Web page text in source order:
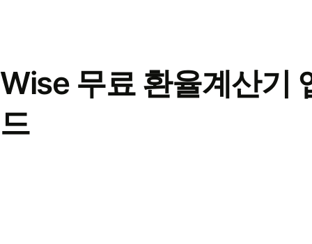
Wise 무료 환율계산기
드